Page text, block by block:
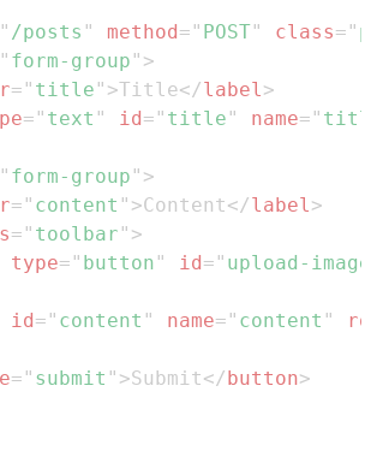
" /posts " method= " POST" class= "
" form-group " >
= " title " >Title</label>
= " text " id= " title " name= "
" form-group " >
= " content " >Content</label>
= " toolbar " >
type= " button " id= " upload-
id= " content " name= " content "
= " submit " >Submit</button>